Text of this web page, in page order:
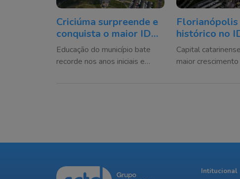
Criciúma surpreende e
conquista o maior IDEB
da história da rede
municipal
Educação do município bate
recorde nos anos iniciais e
histórico no
referência
educação
Capital
maior
Intitucional